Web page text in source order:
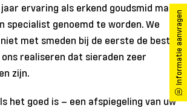
Informatie aanvragen
ervaring als erkend goudsmid mag
specialist genoemd te worden. We
met smeden bij de eerste de beste
realiseren dat sieraden zeer
zijn.
het goed is – een afspiegeling van uw